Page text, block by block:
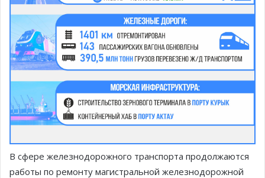
В сфере железнодорожного транспорта продолжаются
работы по ремонту магистральной железнодорожной